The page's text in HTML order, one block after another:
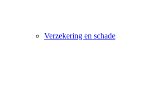
Verzekering en schade